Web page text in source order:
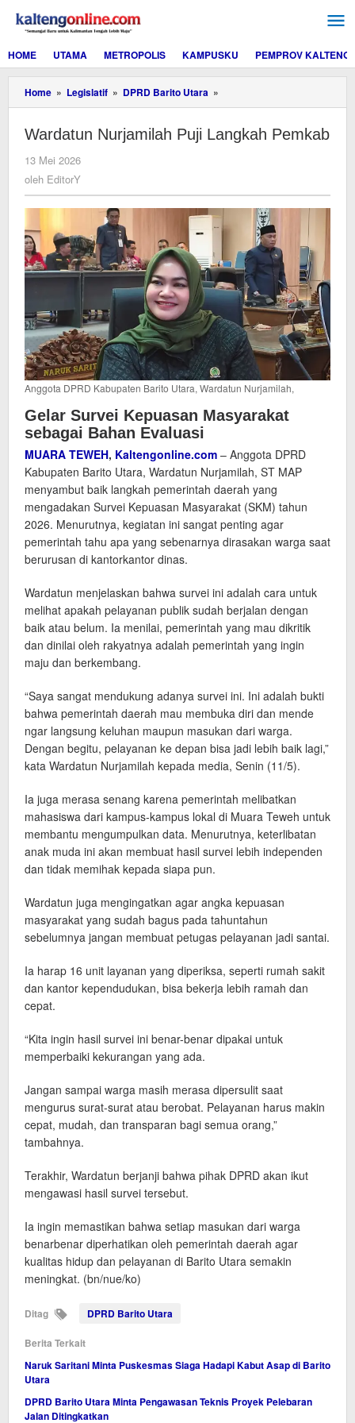
konten
HOME
UTAMA METROPOLIS KAMPUSKU PEMPROV KALTENG
Home » Legislatif » DPRD Barito Utara »
Nurjamilah
Langkah
Wardatun Nurjamilah Puji Langkah Pemkab
13 Mei 2026
oleh EditorY
Anggota DPRD Kabupaten Barito Utara, Wardatun Nurjamilah,
Gelar Survei Kepuasan Masyarakat
sebagai Bahan Evaluasi
MUARA TEWEH, Kaltengonline.com – Anggota DPRD
Kabupaten Barito Utara, Wardatun Nurjamilah, ST MAP
menyambut baik langkah pemerintah daerah yang
mengadakan Survei Kepuasan Masyarakat (SKM) tahun
2026. Menurutnya, kegiatan ini sangat penting agar
pemerintah tahu apa yang sebenarnya dirasakan warga saat
berurusan di kantorkantor dinas.
Wardatun menjelaskan bahwa survei ini adalah cara untuk
melihat apakah pelayanan publik sudah berjalan dengan
baik atau belum. Ia menilai, pemerintah yang mau dikritik
dan dinilai oleh rakyatnya adalah pemerintah yang ingin
maju dan berkembang.
“Saya sangat mendukung adanya survei ini. Ini adalah bukti
bahwa pemerintah daerah mau membuka diri dan mende
ngar langsung keluhan maupun masukan dari warga.
Dengan begitu, pelayanan ke depan bisa jadi lebih baik lagi,”
kata Wardatun Nurjamilah kepada media, Senin (11/5).
Ia juga merasa senang karena pemerintah melibatkan
mahasiswa dari kampus-kampus lokal di Muara Teweh untuk
membantu mengumpulkan data. Menurutnya, keterlibatan
anak muda ini akan membuat hasil survei lebih independen
dan tidak memihak kepada siapa pun.
Wardatun juga mengingatkan agar angka kepuasan
masyarakat yang sudah bagus pada tahuntahun
sebelumnya jangan membuat petugas pelayanan jadi santai.
Ia harap 16 unit layanan yang diperiksa, seperti rumah sakit
dan kantor kependudukan, bisa bekerja lebih ramah dan
cepat.
“Kita ingin hasil survei ini benar-benar dipakai untuk
memperbaiki kekurangan yang ada.
Jangan sampai warga masih merasa dipersulit saat
mengurus surat-surat atau berobat. Pelayanan harus makin
cepat, mudah, dan transparan bagi semua orang,”
tambahnya.
Terakhir, Wardatun berjanji bahwa pihak DPRD akan ikut
mengawasi hasil survei tersebut.
Ia ingin memastikan bahwa setiap masukan dari warga
benarbenar diperhatikan oleh pemerintah daerah agar
kualitas hidup dan pelayanan di Barito Utara semakin
meningkat. (bn/nue/ko)
Ditag DPRD Barito Utara
Berita Terkait
Naruk Saritani Minta Puskesmas Siaga Hadapi Kabut Asap di Barito
Utara
DPRD Barito Utara Minta Pengawasan Teknis Proyek Pelebaran
Jalan Ditingkatkan